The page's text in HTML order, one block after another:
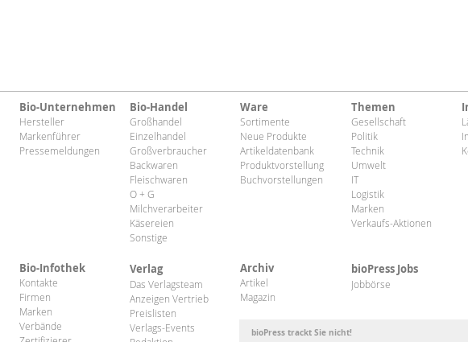
Bio-Unternehmen
Hersteller
Markenführer
Pressemeldungen
Bio-Handel
Großhandel
Einzelhandel
Großverbraucher
Backwaren
Fleischwaren
O + G
Milchverarbeiter
Käsereien
Sonstige
Ware
Sortimente
Neue Produkte
Artikeldatenbank
Produktvorstellung
Buchvorstellungen
Themen
Gesellschaft
Politik
Technik
Umwelt
IT
Logistik
Marken
Verkaufs-Aktionen
Bio-Infothek
Kontakte
Firmen
Marken
Verbände
Verlag
Das Verlagsteam
Anzeigen Vertrieb
Preislisten
Verlags-Events
Archiv
Artikel
Magazin
bioPress Jobs
Jobbörse
bioPress trackt Sie nicht!